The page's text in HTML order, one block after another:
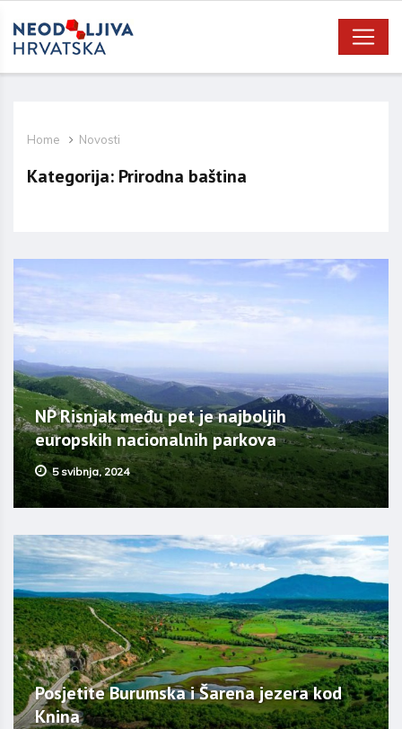
Home Novosti
Kategorija: Prirodna baština
NP Risnjak među pet je najboljih
europskih nacionalnih parkova
5 svibnja, 2024
Posjetite Burumska i Šarena jezera kod
Knina